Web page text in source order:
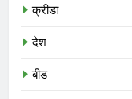
क्रीडा
देश
बीड